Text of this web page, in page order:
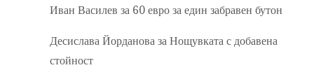
Иван Василев за 60 евро за един забравен бутон
Десислава Йорданова заНощувката с добавена
стойност